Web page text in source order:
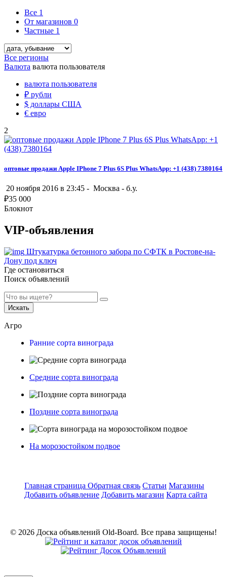
Все 1
От магазинов 0
Частные 1
Все регионы
Валюта валюта пользователя
валюта пользователя
₽ рубли
$ доллары США
€ евро
2
оптовые продажи Apple IPhone 7 Plus 6S Plus WhatsApp: +1 (438) 7380164
20 ноября 2016 в 23:45 - Москва - б.у.
₽35 000
Блокнот
VIP-объявления
Штукатурка бетонного забора по СФТК в Ростове-на-
Дону под ключ
Где остановиться
Поиск объявлений
Искать
Агро
Ранние сорта винограда
Средние сорта винограда
Поздние сорта винограда
На морозостойком подвое
Главная страница Обратная связь Статьи Магазины
Добавить объявление Добавить магазин Карта сайта
© 2026 Доска объявлений Old-Board. Все права защищены!